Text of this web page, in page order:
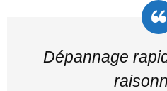
Dépannage